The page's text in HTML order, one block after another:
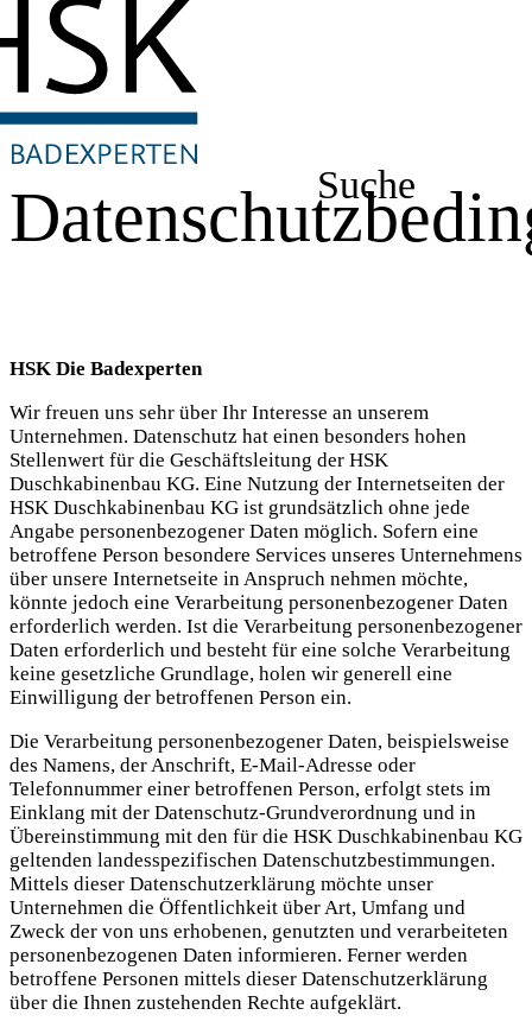
Suche
HSK Die Badexperten
Wir freuen uns sehr über Ihr Interesse an unserem
Unternehmen. Datenschutz hat einen besonders hohen
Stellenwert für die Geschäftsleitung der HSK
Duschkabinenbau KG. Eine Nutzung der Internetseiten der
HSK Duschkabinenbau KG ist grundsätzlich ohne jede
Angabe personenbezogener Daten möglich. Sofern eine
betroffene Person besondere Services unseres Unternehmens
über unsere Internetseite in Anspruch nehmen möchte,
könnte jedoch eine Verarbeitung personenbezogener Daten
erforderlich werden. Ist die Verarbeitung personenbezogener
Daten erforderlich und besteht für eine solche Verarbeitung
keine gesetzliche Grundlage, holen wir generell eine
Einwilligung der betroffenen Person ein.
Die Verarbeitung personenbezogener Daten, beispielsweise
des Namens, der Anschrift, E-Mail-Adresse oder
Telefonnummer einer betroffenen Person, erfolgt stets im
Einklang mit der Datenschutz-Grundverordnung und in
Übereinstimmung mit den für die HSK Duschkabinenbau KG
geltenden landesspezifischen Datenschutzbestimmungen.
Mittels dieser Datenschutzerklärung möchte unser
Unternehmen die Öffentlichkeit über Art, Umfang und
Zweck der von uns erhobenen, genutzten und verarbeiteten
personenbezogenen Daten informieren. Ferner werden
betroffene Personen mittels dieser Datenschutzerklärung
über die Ihnen zustehenden Rechte aufgeklärt.